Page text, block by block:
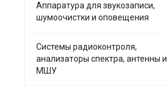
Аппаратура для звукозаписи,
шумоочистки и оповещения
Системы радиоконтроля,
анализаторы спектра, антенны и
МШУ